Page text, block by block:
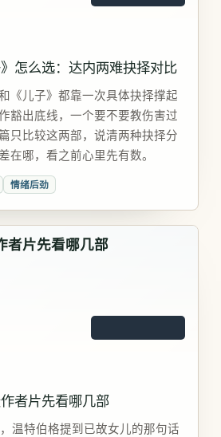
怎么选：达内两难抉择对比
《儿子》都靠一次具体抉择撑起
豁出底线，一个要不要教伤害过
只比较这两部，说清两种抉择分
在哪，看之前心里先有数。
情绪后劲
者片先看哪几部
者片先看哪几部
温特伯格提到已故女儿的那句话